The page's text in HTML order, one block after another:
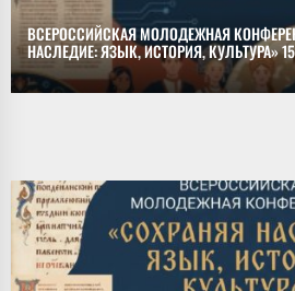
ВСЕРОССИЙСКАЯ МОЛОДЕЖНАЯ
НАСЛЕДИЕ: ЯЗЫК, ИСТОРИЯ, КУЛЬТУРА»